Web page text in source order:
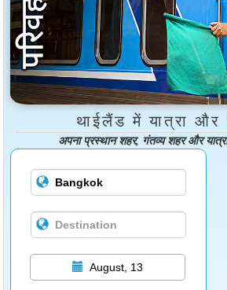
थाईलैंड में यात्रा और
अपना प्रस्थान शहर, गंतव्य शहर और
August, 13